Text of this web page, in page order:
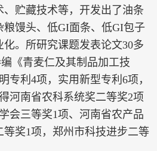
贮藏技术等，开发出了油条
馒头、低GI面条、低GI包子
。所研究课题发表论文30多
《青麦仁及其制品加工技
专利4项，实用新型专利6项，
河南省农科系统奖二等奖2项
会三等奖1项、河南省农产品
奖1项，郑州市科技进步二等